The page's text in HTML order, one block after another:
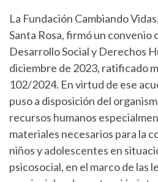
La Fundación Cambiando
Santa Rosa, firmó un convenio
Desarrollo Social y Derechos
diciembre de 2023, ratificado
102/2024. En virtud de ese
puso a disposición del
recursos humanos
materiales necesarios para la
niños y adolescentes en
psicosocial, en el marco de las